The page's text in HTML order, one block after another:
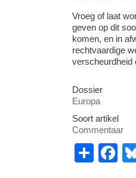
Vroeg of laat
geven op dit
komen, en in
rechtvaardige
verscheurdheid
Dossier
Europa
Soort artikel
Commentaar
S F